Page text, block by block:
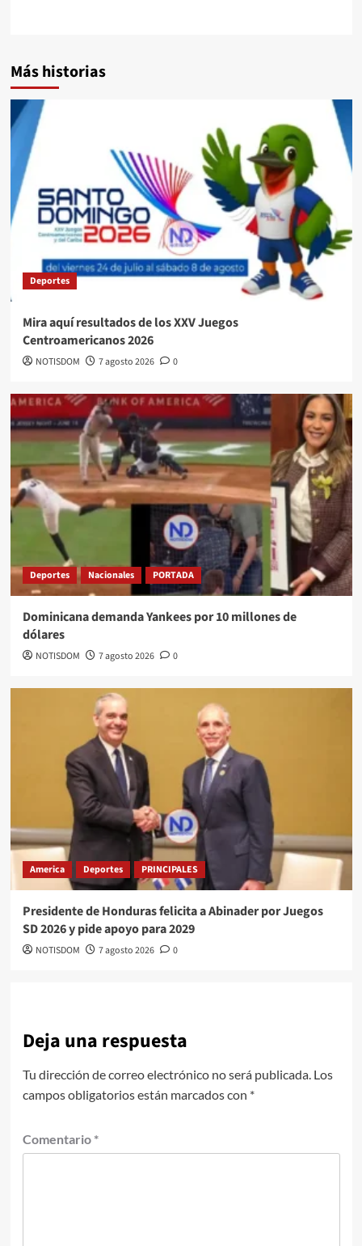
Más historias
Deportes
Mira aquí resultados de los XXV Juegos
Centroamericanos 2026
NOTISDOM 7 agosto 2026 0
Deportes Nacionales PORTADA
Dominicana demanda Yankees por 10 millones de
dólares
NOTISDOM 7 agosto 2026 0
America Deportes PRINCIPALES
Presidente de Honduras felicita a Abinader por Juegos
SD 2026 y pide apoyo para 2029
NOTISDOM 7 agosto 2026 0
Deja una respuesta
Tu dirección de correo electrónico no será publicada. Los
campos obligatorios están marcados con *
Comentario *